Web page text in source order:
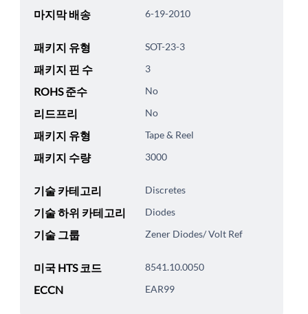
마지막 배송 6-19-2010
패키지 유형 SOT-23-3
패키지 핀 수 3
ROHS 준수 No
리드프리 No
패키지 유형 Tape & Reel
패키지 수량 3000
기술 카테고리 Discretes
기술 하위 카테고리 Diodes
기술 그룹 Zener Diodes/ Volt Ref
미국 HTS 코드 8541.10.0050
ECCN EAR99